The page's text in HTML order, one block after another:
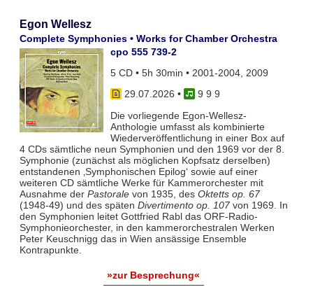
Egon Wellesz
Complete Symphonies • Works for Chamber Orchestra
cpo 555 739-2
5 CD • 5h 30min • 2001-2004, 2009
29.07.2026 •
9 9 9
Die vorliegende Egon-Wellesz-
Anthologie umfasst als kombinierte
Wiederveröffentlichung in einer Box auf
4 CDs sämtliche neun Symphonien und den 1969 vor der 8.
Symphonie (zunächst als möglichen Kopfsatz derselben)
entstandenen ‚Symphonischen Epilog‘ sowie auf einer
weiteren CD sämtliche Werke für Kammerorchester mit
Ausnahme der Pastoralevon 1935, des Oktetts op. 67
(1948-49) und des späten Divertimento op. 107von 1969. In
den Symphonien leitet Gottfried Rabl das ORF-Radio-
Symphonieorchester, in den kammerorchestralen Werken
Peter Keuschnigg das in Wien ansässige Ensemble
Kontrapunkte.
»zur Besprechung«